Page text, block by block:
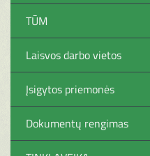
TŪM
Laisvos darbo vietos
Įsigytos priemonės
Dokumentų rengimas